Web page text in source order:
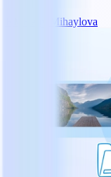
Reny Mihaylova